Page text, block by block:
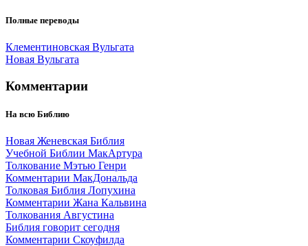
Полные переводы
Клементиновская Вульгата
Новая Вульгата
Комментарии
На всю Библию
Новая Женевская Библия
Учебной Библии МакАртура
Толкование Мэтью Генри
Комментарии МакДональда
Толковая Библия Лопухина
Комментарии Жана Кальвина
Толкования Августина
Библия говорит сегодня
Комментарии Скоуфилда